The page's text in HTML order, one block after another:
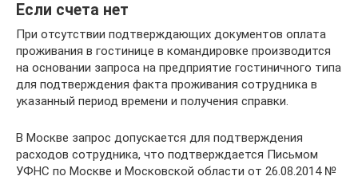
Если счета нет
При отсутствии подтверждающих документов оплата
проживания в гостинице в командировке производится
на основании запроса на предприятие гостиничного типа
для подтверждения факта проживания сотрудника в
указанный период времени и получения справки.
В Москве запрос допускается для подтверждения
расходов сотрудника, что подтверждается Письмом
УФНС по Москве и Московской области от 26.08.2014 №